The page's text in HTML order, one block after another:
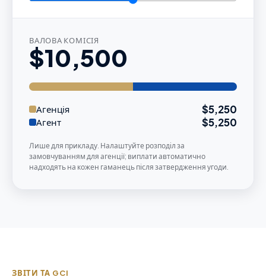
ВАЛОВА КОМІСІЯ
$10,500
Агенція $5,250
Агент $5,250
Лише для прикладу. Налаштуйте розподіл за
замовчуванням для агенції; виплати автоматично
надходять на кожен гаманець після затвердження угоди.
ЗВІТИ ТА GCI